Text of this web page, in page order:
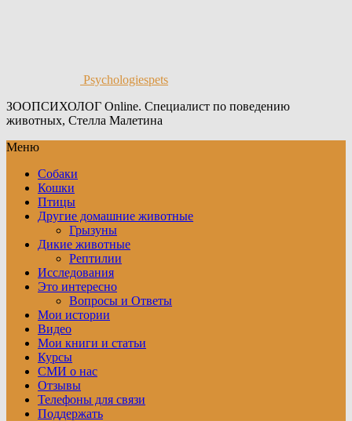
Psychologiespets
ЗООПСИХОЛОГ Online. Специалист по поведению
животных, Стелла Малетина
Меню
Собаки
Кошки
Птицы
Другие домашние животные
Грызуны
Дикие животные
Рептилии
Исследования
Это интересно
Вопросы и Ответы
Мои истории
Видео
Мои книги и статьи
Курсы
СМИ о нас
Отзывы
Телефоны для связи
Поддержать